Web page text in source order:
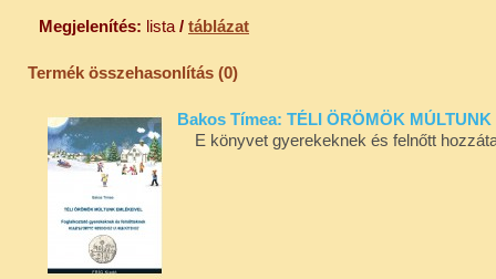
Megjelenítés: lista / táblázat
Termék összehasonlítás (0)
Bakos Tímea: TÉLI ÖRÖMÖK
E könyvet gyerekeknek és felnőtt